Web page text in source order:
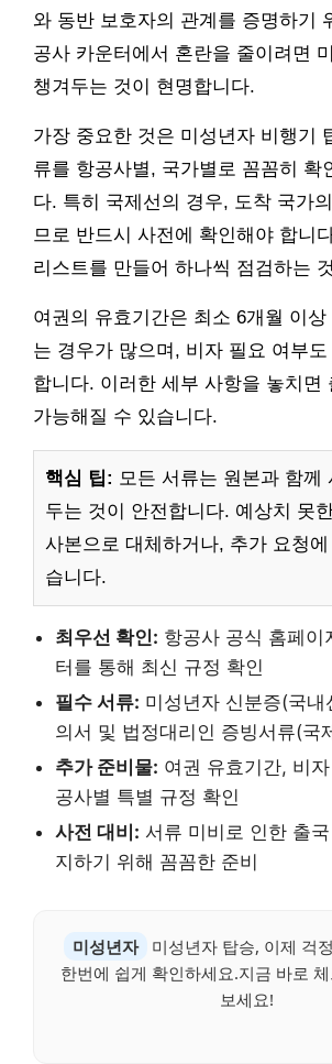
와 동반 보호자의 관계를 증명하기
공사 카운터에서 혼란을 줄이려면
챙겨두는 것이 현명합니다.
가장 중요한 것은 미성년자 비행기
류를 항공사별, 국가별로 꼼꼼히 확
다. 특히 국제선의 경우, 도착 국가
므로 반드시 사전에 확인해야 합니
리스트를 만들어 하나씩 점검하는
여권의 유효기간은 최소 6개월 이
는 경우가 많으며, 비자 필요 여부
합니다. 이러한 세부 사항을 놓치면
가능해질 수 있습니다.
핵심 팁: 모든 서류는 원본과 함께
두는 것이 안전합니다. 예상치 못
사본으로 대체하거나, 추가 요청
습니다.
최우선 확인: 항공사 공식 홈페이
터를 통해 최신 규정 확인
필수 서류: 미성년자 신분증(국내
의서 및 법정대리인 증빙서류(국
추가 준비물: 여권 유효기간, 비
공사별 특별 규정 확인
사전 대비: 서류 미비로 인한 출
지하기 위해 꼼꼼한 준비
미성년자
미성년자 탑승, 이제 걱
한번에 쉽게 확인하세요.지금 바로
보세요!